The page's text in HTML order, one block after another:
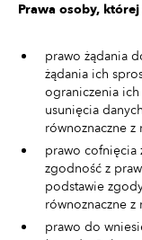
Prawa osoby,
prawo żądania
żądania ich
ograniczenia ich
usunięcia
równoznaczne z
prawo cofnięcia
zgodność z
podstawie
równoznaczne z
prawo do